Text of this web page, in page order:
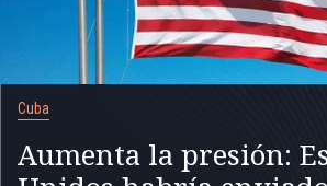
Cuba
Aumenta la presión: